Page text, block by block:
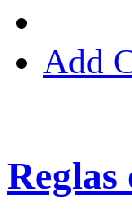
Add
Reglas